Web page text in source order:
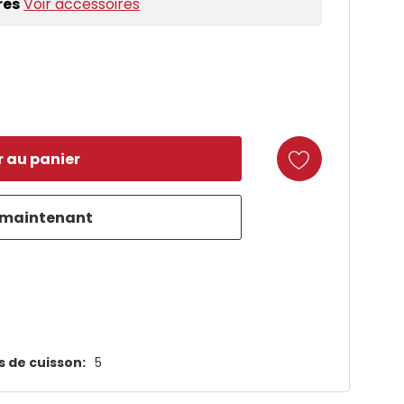
de cuisson: 5